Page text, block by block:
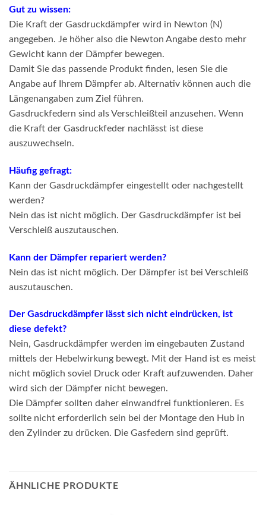
Gut zu wissen:
Die Kraft der Gasdruckdämpfer wird in Newton (N)
angegeben. Je höher also die Newton Angabe desto mehr
Gewicht kann der Dämpfer bewegen.
Damit Sie das passende Produkt finden, lesen Sie die
Angabe auf Ihrem Dämpfer ab. Alternativ können auch die
Längenangaben zum Ziel führen.
Gasdruckfedern sind als Verschleißteil anzusehen. Wenn
die Kraft der Gasdruckfeder nachlässt ist diese
auszuwechseln.
Häufig gefragt:
Kann der Gasdruckdämpfer eingestellt oder nachgestellt
werden?
Nein das ist nicht möglich. Der Gasdruckdämpfer ist bei
Verschleiß auszutauschen.
Kann der Dämpfer repariert werden?
Nein das ist nicht möglich. Der Dämpfer ist bei Verschleiß
auszutauschen.
Der Gasdruckdämpfer lässt sich nicht eindrücken, ist
diese defekt?
Nein, Gasdruckdämpfer werden im eingebauten Zustand
mittels der Hebelwirkung bewegt. Mit der Hand ist es meist
nicht möglich soviel Druck oder Kraft aufzuwenden. Daher
wird sich der Dämpfer nicht bewegen.
Die Dämpfer sollten daher einwandfrei funktionieren. Es
sollte nicht erforderlich sein bei der Montage den Hub in
den Zylinder zu drücken. Die Gasfedern sind geprüft.
ÄHNLICHE PRODUKTE